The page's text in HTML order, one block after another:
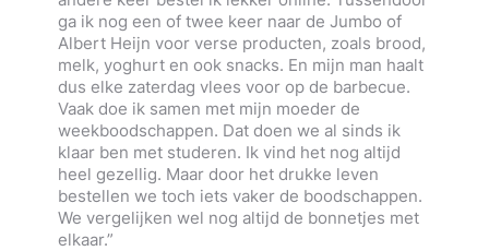
ga ik nog een of twee keer naar de Jumbo of
Albert Heijn voor verse producten, zoals brood,
melk, yoghurt en ook snacks. En mijn man haalt
dus elke zaterdag vlees voor op de barbecue.
Vaak doe ik samen met mijn moeder de
weekboodschappen. Dat doen we al sinds ik
klaar ben met studeren. Ik vind het nog altijd
heel gezellig. Maar door het drukke leven
bestellen we toch iets vaker de boodschappen.
We vergelijken wel nog altijd de bonnetjes met
elkaar.”